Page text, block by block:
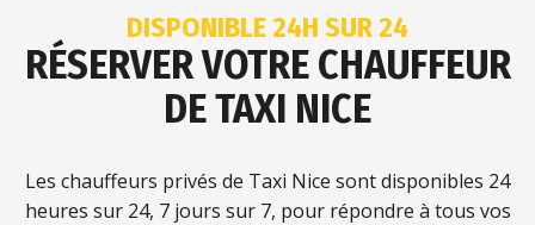
DISPONIBLE 24H SUR 24
RÉSERVER VOTRE CHAUFFEUR
DE TAXI NICE
Les chauffeurs privés de Taxi Nice sont disponibles 24
heures sur 24, 7 jours sur 7, pour répondre à tous vos